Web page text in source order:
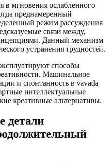
в мгновения ослабленного
преднамеренный
режим рассуждения
связи между,
Данный механизм
устранения трудностей.
способы
Машинальное
и спонтанность в vavada
интеллектуальные
креативные альтернативы.
детали